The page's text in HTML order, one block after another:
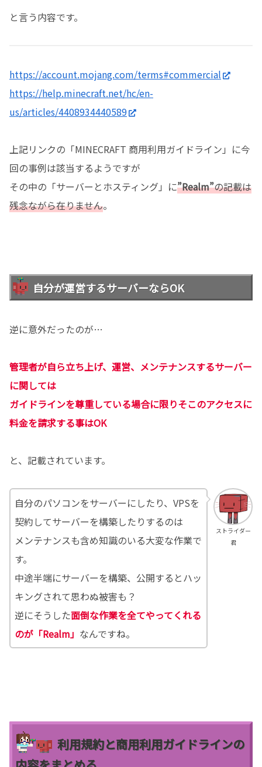
と言う内容です。
https://account.mojang.com/terms#commercial
https://help.minecraft.net/hc/en-
us/articles/4408934440589
上記リンクの「MINECRAFT 商用利用ガイドライン」に今
回の事例は該当するようですが
その中の「サーバーとホスティング」に”Realm”の記載は
残念ながら在りません。
自分が運営するサーバーならOK
逆に意外だったのが…
管理者が自ら立ち上げ、運営、メンテナンスするサーバー
に関しては
ガイドラインを尊重している場合に限りそこのアクセスに
料金を請求する事はOK
と、記載されています。
ストライダー
君
自分のパソコンをサーバーにしたり、VPSを
契約してサーバーを構築したりするのは
メンテナンスも含め知識のいる大変な作業で
す。
中途半端にサーバーを構築、公開するとハッ
キングされて思わぬ被害も？
逆にそうした面倒な作業を全てやってくれる
のが「Realm」 なんですね。
利用規約と商用利用ガイドラインの